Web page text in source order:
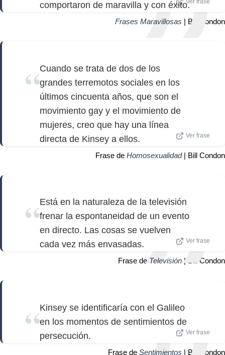
comportaron de maravilla y con éxito.Ver frase
Frases Maravillosas | Bill Condon
Cuando se trata de dos de los
grandes terremotos sociales en los
últimos cincuenta años, que son el
movimiento gay y el movimiento de
mujeres, creo que hay una línea
directa de Kinsey a ellos.
Ver frase
Frase de Homosexualidad| Bill Condon
Está en la naturaleza de la televisión
frenar la espontaneidad de un evento
en directo. Las cosas se vuelven
cada vez más envasadas.
Ver frase
Frase de Televisión | Bill Condon
Kinsey se identificaría con el Galileo
en los momentos de sentimientos de
persecución.
Ver frase
Frase de Sentimientos | Bill Condon